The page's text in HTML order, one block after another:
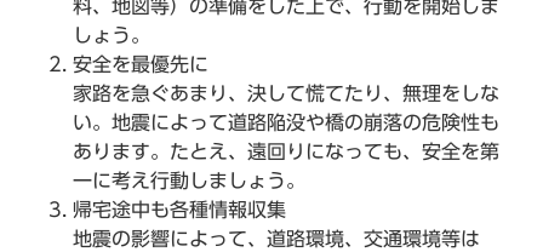
料、地図等）の準備をした上で、行動を開始しま
しょう。
安全を最優先に
家路を急ぐあまり、決して慌てたり、無理をしな
い。地震によって道路陥没や橋の崩落の危険性も
あります。たとえ、遠回りになっても、安全を第
一に考え行動しましょう。
帰宅途中も各種情報収集
地震の影響によって、道路環境、交通環境等は